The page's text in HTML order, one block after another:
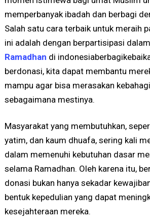
memperbanyak ibadah dan berbagi
Salah satu cara terbaik untuk meraih
ini adalah dengan berpartisipasi dalam
Ramadhan di
berdonasi, kita dapat membantu
mampu agar bisa merasakan
sebagaimana mestinya.
Masyarakat yang membutuhkan,
yatim, dan kaum dhuafa, sering kali
dalam memenuhi kebutuhan dasar
selama Ramadhan. Oleh karena itu,
donasi bukan hanya sekadar
bentuk kepedulian yang dapat
kesejahteraan mereka.